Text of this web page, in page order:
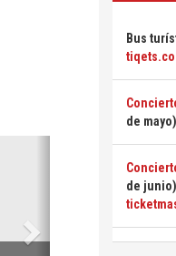
Siguiente
Bus
de mayo)
de junio)